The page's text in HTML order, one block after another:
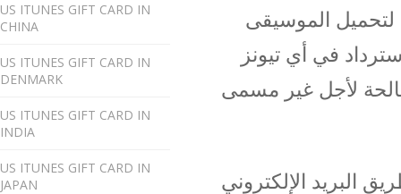
US ITUNES GIFT CARD IN
CHINA
US ITUNES GIFT CARD IN
DENMARK
US ITUNES GIFT CARD IN
INDIA
US ITUNES GIFT CARD IN
JAPAN
لتحميل الموسيقى
في أي تيونز
صالحة لأجل غير مسمى
البريد الإلكتروني